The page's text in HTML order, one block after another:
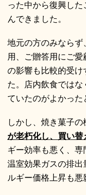
った中から復興し
んできました。
地元の方のみなら
用、ご贈答用にご
の影響も比較的受け
た。店内飲食では
ていたのがよかった
しかし、焼き菓子の
が老朽化し、買い替
ギー効率も悪く、
温室効果ガスの排
ルギー価格上昇も悪